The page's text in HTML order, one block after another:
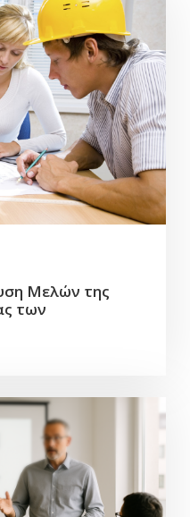
Μελών της
των